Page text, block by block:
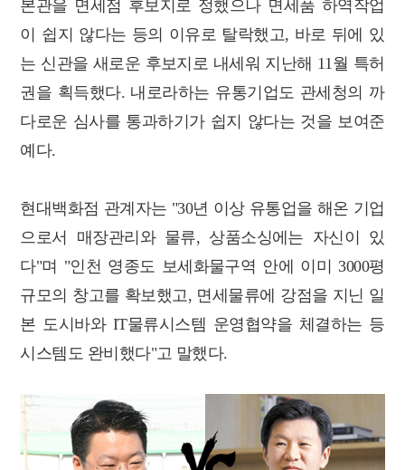
본관을 면세점 후보지로 정했으나 면세품 하역작업
이 쉽지 않다는 등의 이유로 탈락했고, 바로 뒤에 있
는 신관을 새로운 후보지로 내세워 지난해 11월 특허
권을 획득했다. 내로라하는 유통기업도 관세청의 까
다로운 심사를 통과하기가 쉽지 않다는 것을 보여준
예다.
현대백화점 관계자는 "30년 이상 유통업을 해온 기업
으로서 매장관리와 물류, 상품소싱에는 자신이 있
다"며 "인천 영종도 보세화물구역 안에 이미 3000평
규모의 창고를 확보했고, 면세물류에 강점을 지닌 일
본 도시바와 IT물류시스템 운영협약을 체결하는 등
시스템도 완비했다"고 말했다.